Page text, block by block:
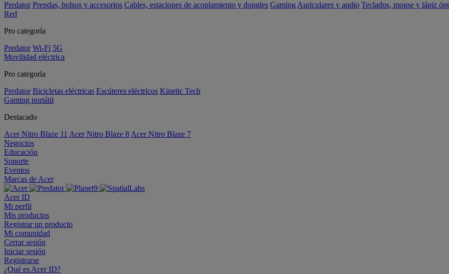
Predator Prendas, bolsos y accesorios Cables, estaciones de acoplamiento y dongles Gaming Auriculares y audio Teclados, mouse y lápiz
Red
Pro categoría
Predator Wi-Fi 5G
Movilidad eléctrica
Pro categoría
Predator Bicicletas eléctricas Escúteres eléctricos Kinetic Tech
Gaming portátil
Destacado
Acer Nitro Blaze 11 Acer Nitro Blaze 8 Acer Nitro Blaze 7
Negocios
Educación
Soporte
Eventos
Marcas de Acer
Acer ID
Mi perfil
Mis productos
Registrar un producto
Mi comunidad
Cerrar sesión
Iniciar sesión
Registrarse
¿Qué es Acer ID?